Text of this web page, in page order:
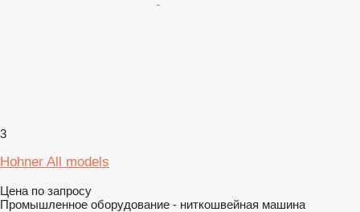
3
Hohner All models
Цена по запросу
Промышленное оборудование - ниткошвейная машина